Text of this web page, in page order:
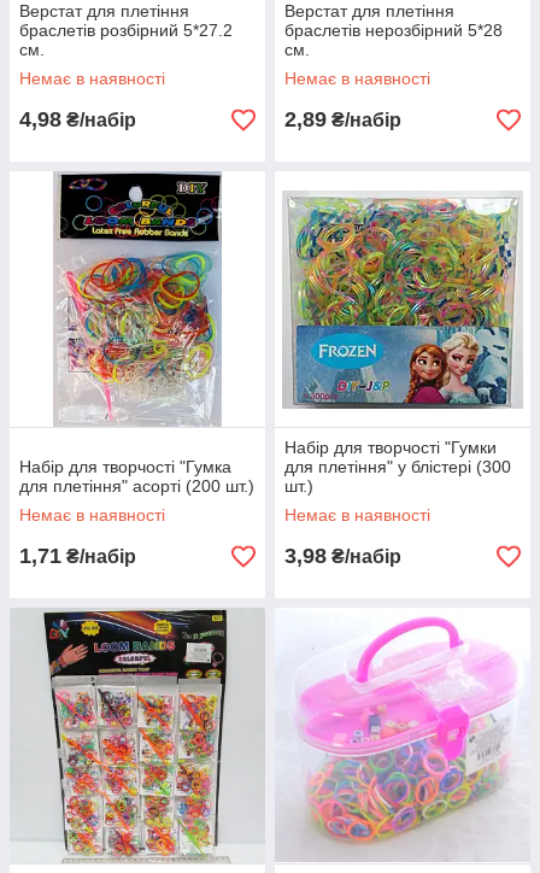
Верстат для плетіння
браслетів розбірний 5*27.2
см.
Немає в наявності
4,98 ₴/набір
Верстат для плетіння
браслетів нерозбірний 5*28
см.
Немає в наявності
2,89 ₴/набір
Набір для творчості "Гумка
для плетіння" асорті (200 шт.)
Немає в наявності
1,71 ₴/набір
Набір для творчості "Гумки
для плетіння" у блістері (300
шт.)
Немає в наявності
3,98 ₴/набір